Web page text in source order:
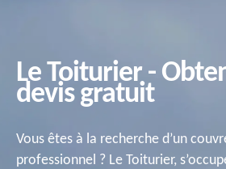
Le Toiturier -
devis gratuit
Vous êtes à la recherche d’un
professionnel ? Le Toiturier,